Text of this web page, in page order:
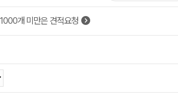
1000개 미만은 견적요청